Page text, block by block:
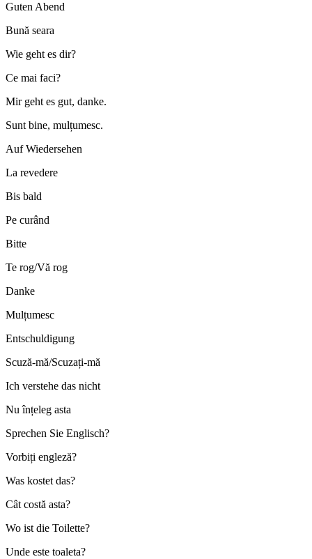
Guten Abend
Bună seara
Wie geht es dir?
Ce mai faci?
Mir geht es gut, danke.
Sunt bine, mulțumesc.
Auf Wiedersehen
La revedere
Bis bald
Pe curând
Bitte
Te rog/Vă rog
Danke
Mulțumesc
Entschuldigung
Scuză-mă/Scuzați-mă
Ich verstehe das nicht
Nu înțeleg asta
Sprechen Sie Englisch?
Vorbiți engleză?
Was kostet das?
Cât costă asta?
Wo ist die Toilette?
Unde este toaleta?